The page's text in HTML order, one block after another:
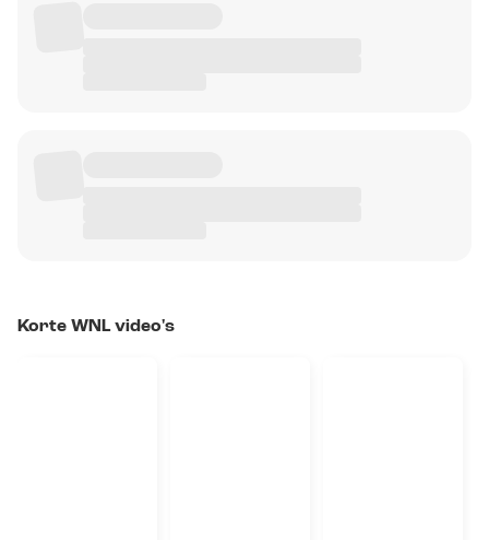
Korte WNL video's